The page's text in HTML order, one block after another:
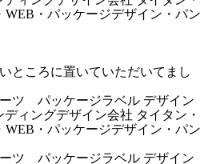
ところに置いていただいてまし